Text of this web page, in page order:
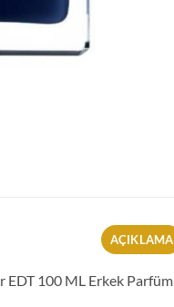
AÇIKLAMA
EDT 100 ML Erkek Parfüm